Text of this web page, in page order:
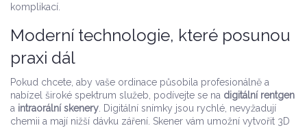
komplikací.
Moderní technologie, které posunou
praxi dál
Pokud chcete, aby vaše ordinace působila profesionálně a
nabízel široké spektrum služeb, podívejte se na digitální rentgen
a intraorální skenery . Digitální snímky jsou rychlé, nevyžadují
chemii a mají nižší dávku záření. Skener vám umožní vytvořit 3D